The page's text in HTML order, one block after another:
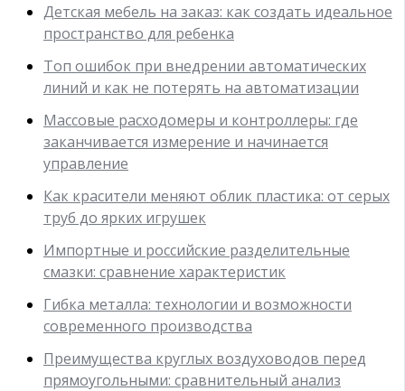
Детская мебель на заказ: как создать идеальное
пространство для ребенка
Топ ошибок при внедрении автоматических
линий и как не потерять на автоматизации
Массовые расходомеры и контроллеры: где
заканчивается измерение и начинается
управление
Как красители меняют облик пластика: от серых
труб до ярких игрушек
Импортные и российские разделительные
смазки: сравнение характеристик
Гибка металла: технологии и возможности
современного производства
Преимущества круглых воздуховодов перед
прямоугольными: сравнительный анализ